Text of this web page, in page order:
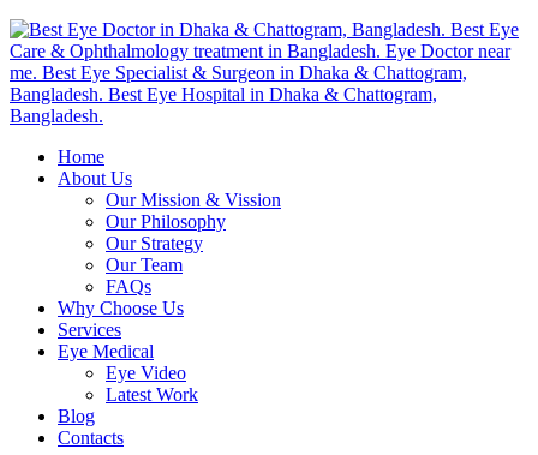
Home
About Us
Our Mission & Vission
Our Philosophy
Our Strategy
Our Team
FAQs
Why Choose Us
Services
Eye Medical
Eye Video
Latest Work
Blog
Contacts